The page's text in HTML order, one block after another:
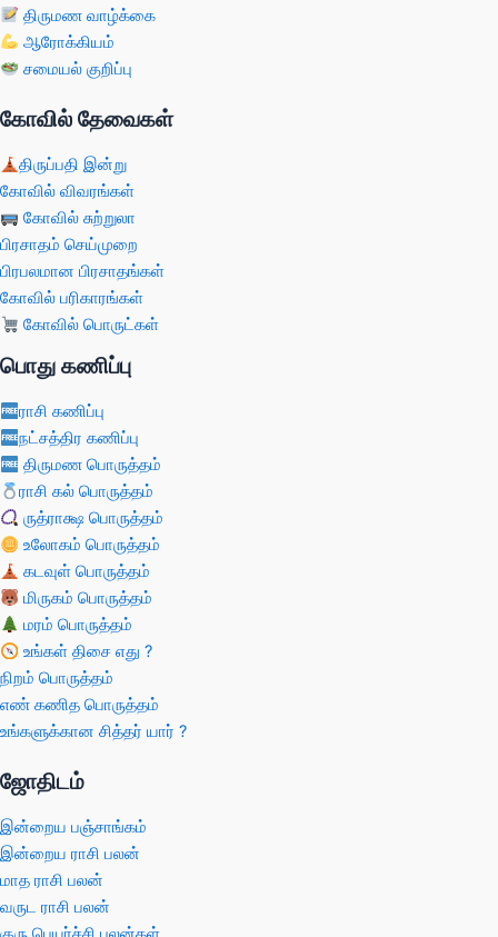
திருமண வாழ்க்கை
ஆரோக்கியம்
சமையல் குறிப்பு
கோவில் தேவைகள்
திருப்பதி இன்று
கோவில் விவரங்கள்
கோவில் சுற்றுலா
பிரசாதம் செய்முறை
பிரபலமான பிரசாதங்கள்
கோவில் பரிகாரங்கள்
கோவில் பொருட்கள்
பொது கணிப்பு
ராசி கணிப்பு
நட்சத்திர கணிப்பு
திருமண பொருத்தம்
ராசி கல் பொருத்தம்
ருத்ராக்ஷ பொருத்தம்
உலோகம் பொருத்தம்
கடவுள் பொருத்தம்
மிருகம் பொருத்தம்
மரம் பொருத்தம்
உங்கள் திசை எது ?
நிறம் பொருத்தம்
எண் கணித பொருத்தம்
உங்களுக்கான சித்தர் யார் ?
ஜோதிடம்
இன்றைய பஞ்சாங்கம்
இன்றைய ராசி பலன்
மாத ராசி பலன்
வருட ராசி பலன்